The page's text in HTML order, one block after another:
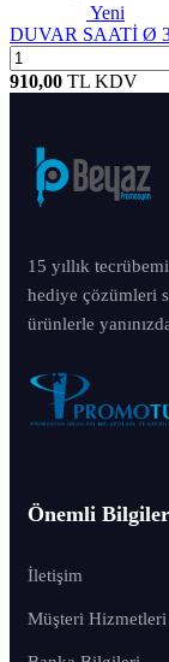
Yeni
DUVAR SAATİ Ø
910,00 TL KDV
15 yıllık
hediye çözümleri
ürünlerle
Önemli Bilgiler
İletişim
Müşteri Hizmetleri